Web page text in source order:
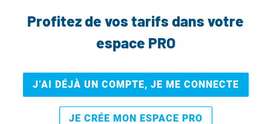
Profitez de vos tarifs dans votre
espace PRO
J’AI DÉJÀ UN COMPTE, JE ME CONNECTE
JE CRÉE MON ESPACE PRO